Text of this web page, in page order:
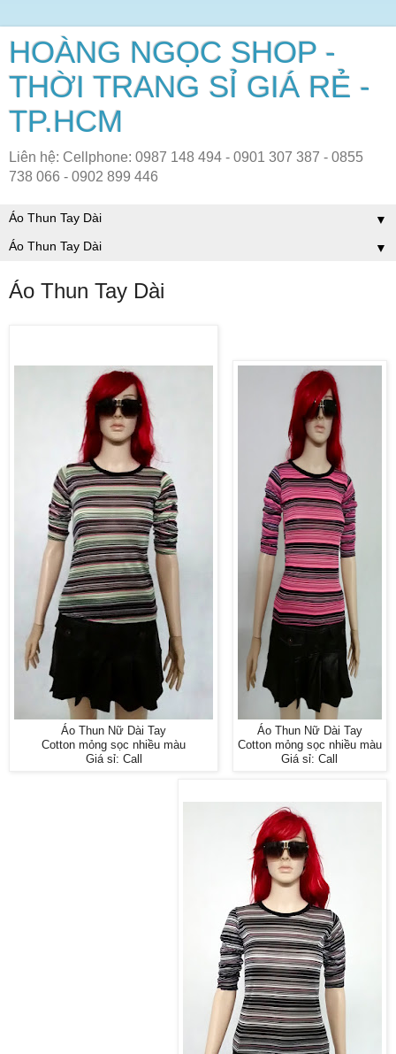
HOÀNG NGỌC SHOP -
THỜI TRANG SỈ GIÁ RẺ -
TP.HCM
Liên hệ: Cellphone: 0987 148 494 - 0901 307 387 - 0855
738 066 - 0902 899 446
▼
▼
Áo Thun Tay Dài
Áo Thun Nữ Dài Tay
Cotton mỏng sọc nhiều màu
Giá sỉ: Call
Áo Thun Nữ Dài Tay
Cotton mỏng sọc nhiều màu
Giá sỉ: Call